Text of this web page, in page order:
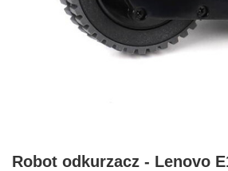
Robot odkurzacz - Lenovo